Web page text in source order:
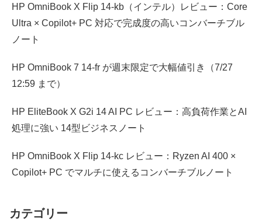
HP OmniBook X Flip 14-kb（インテル）レビュー：Core
Ultra × Copilot+ PC 対応で完成度の高いコンバーチブル
ノート
HP OmniBook 7 14-fr が週末限定で大幅値引き（7/27
12:59 まで）
HP EliteBook X G2i 14 AI PC レビュー：高負荷作業とAI
処理に強い 14型ビジネスノート
HP OmniBook X Flip 14-kc レビュー：Ryzen AI 400 ×
Copilot+ PC でマルチに使えるコンバーチブルノート
カテゴリー